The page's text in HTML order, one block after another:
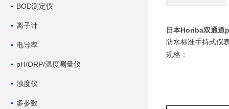
BOD测定仪
离子计
电导率
pH/ORP/温度测量仪
浊度仪
多参数
日本Horiba双通道
防水标准手持式仪
规格：